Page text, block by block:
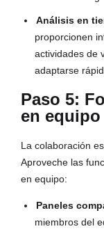
Análisis en
proporcionen
actividades de
adaptarse
Paso 5:
en equipo
La colaboración
Aproveche las
en equipo:
Paneles
miembros del